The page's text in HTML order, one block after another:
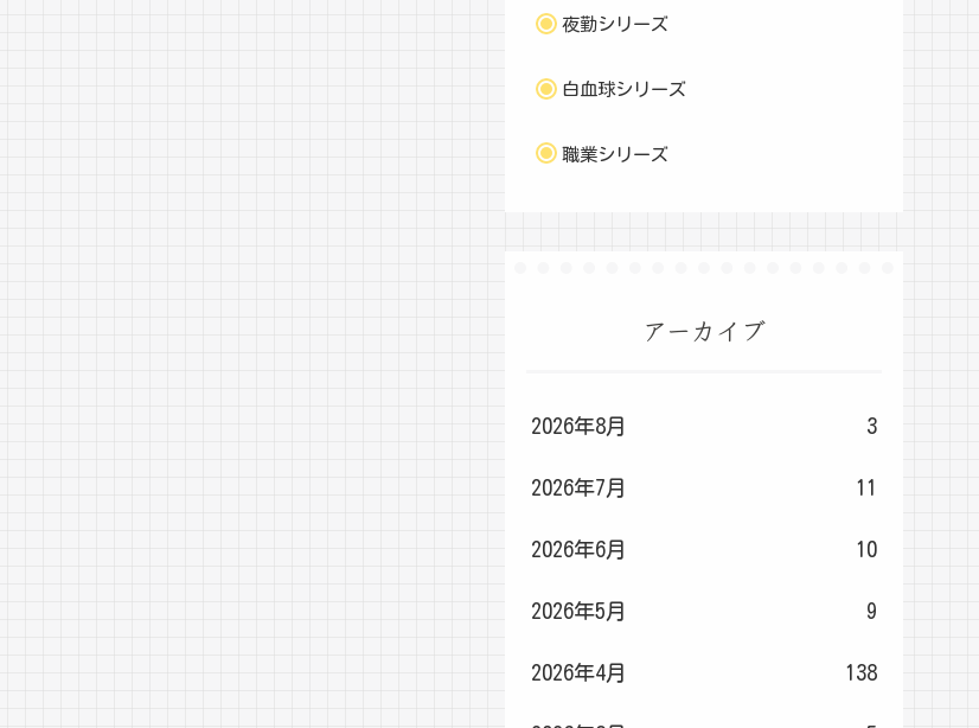
夜勤シリーズ
白血球シリーズ
職業シリーズ
アーカイブ
2026年8月 3
2026年7月 11
2026年6月 10
2026年5月 9
2026年4月 138